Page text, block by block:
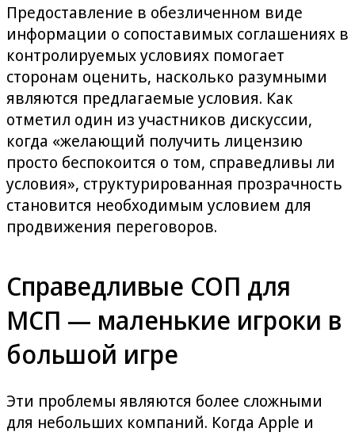
Предоставление в обезличенном виде
информации о сопоставимых соглашениях в
контролируемых условиях помогает
сторонам оценить, насколько разумными
являются предлагаемые условия. Как
отметил один из участников дискуссии,
когда «желающий получить лицензию
просто беспокоится о том, справедливы ли
условия», структурированная прозрачность
становится необходимым условием для
продвижения переговоров.
Справедливые СОП для
МСП — маленькие игроки в
большой игре
Эти проблемы являются более сложными
для небольших компаний. Когда Apple и